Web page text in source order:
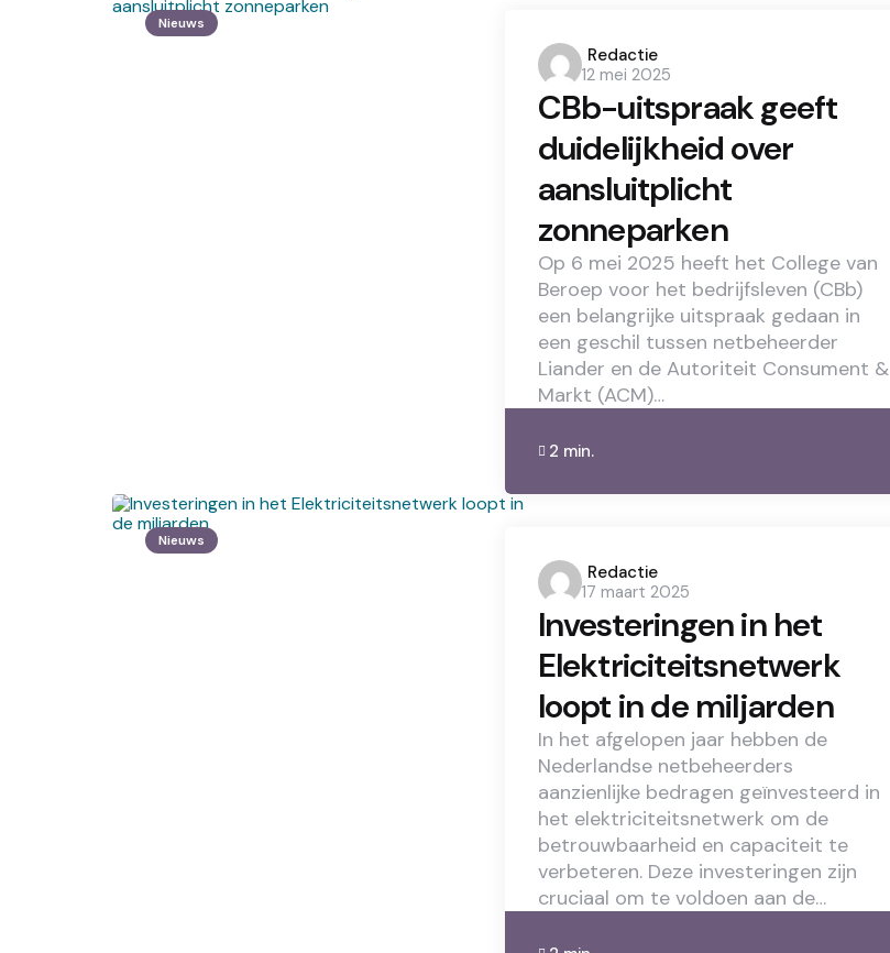
Nieuws
Posted
by
Redactie
12 mei 2025
CBb-uitspraak geeft
duidelijkheid over
aansluitplicht
zonneparken
Op 6 mei 2025 heeft het College van
Beroep voor het bedrijfsleven (CBb)
een belangrijke uitspraak gedaan in
een geschil tussen netbeheerder
Liander en de Autoriteit Consument &
Markt (ACM)…
2 min.
Nieuws
Posted
by
Redactie
17 maart 2025
Investeringen in het
Elektriciteitsnetwerk
loopt in de miljarden
In het afgelopen jaar hebben de
Nederlandse netbeheerders
aanzienlijke bedragen geïnvesteerd in
het elektriciteitsnetwerk om de
betrouwbaarheid en capaciteit te
verbeteren. Deze investeringen zijn
cruciaal om te voldoen aan de…